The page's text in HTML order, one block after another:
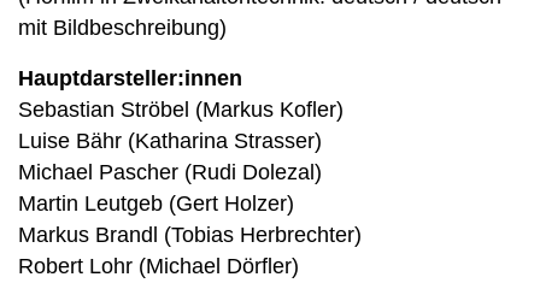
mit Bildbeschreibung)
Hauptdarsteller:innen
Sebastian Ströbel (Markus Kofler)
Luise Bähr (Katharina Strasser)
Michael Pascher (Rudi Dolezal)
Martin Leutgeb (Gert Holzer)
Markus Brandl (Tobias Herbrechter)
Robert Lohr (Michael Dörfler)